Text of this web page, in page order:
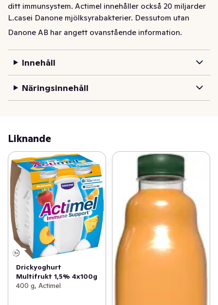
ditt immunsystem. Actimel innehåller också 20 miljarder
L.casei Danone mjölksyrabakterier. Dessutom utan
tillsatt socker och helt fettfri. Om du letar efter ett gott
hälsosamt mellanmål, prova Actimel idag! Vi
rekommenderar en flaska om dagen. Vitamin D och B6
bidrar till immunsystemets normala funktion. En varierad
och balanserad kost samt en hälsosam livsstil
rekommenderas för god hälsa.
immunförsvar varje dag! Med vitamin D och B6 är denna
utsökta drickyoghurt skapad för att hjälpa till att stötta
ditt immunsystem. Actimel innehåller också 20 miljarder
L.casei Danone mjölksyrabakterier. Dessutom utan
tillsatt socker och helt fettfri.
Om du letar efter ett gott och bekvämt sätt att stötta
ditt immunsystem och ett hälsosamt mellanmål, prova
Actimel idag! Vi rekommenderar en flaska om dagen.
Vitamin D och B6 bidrar till immunsystemets normala
funktion. En varierad och balanserad kost samt en
hälsosam livsstil rekommenderas för god hälsa.
Danone AB har angett ovanstående information.
Innehåll
Näringsinnehåll
Liknande
Drickyoghurt
Multifrukt 1,5% 4x100g
400 g, Actimel